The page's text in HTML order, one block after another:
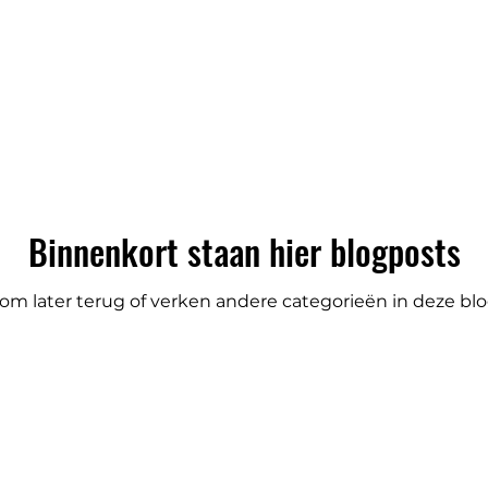
Binnenkort staan hier blogposts
later terug of verken andere categorieën in deze